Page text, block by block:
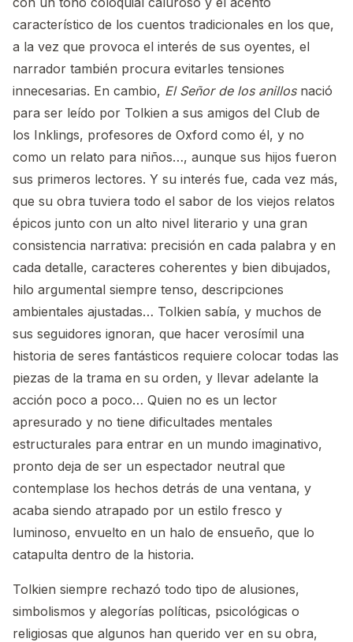
característico de los cuentos tradicionales en los que,
a la vez que provoca el interés de sus oyentes, el
narrador también procura evitarles tensiones
innecesarias. En cambio, El Señor de los anillosnació
para ser leído por Tolkien a sus amigos del Club de
los Inklings, profesores de Oxford como él, y no
como un relato para niños…, aunque sus hijos fueron
sus primeros lectores. Y su interés fue, cada vez más,
que su obra tuviera todo el sabor de los viejos relatos
épicos junto con un alto nivel literario y una gran
consistencia narrativa: precisión en cada palabra y en
cada detalle, caracteres coherentes y bien dibujados,
hilo argumental siempre tenso, descripciones
ambientales ajustadas… Tolkien sabía, y muchos de
sus seguidores ignoran, que hacer verosímil una
historia de seres fantásticos requiere colocar todas las
piezas de la trama en su orden, y llevar adelante la
acción poco a poco… Quien no es un lector
apresurado y no tiene dificultades mentales
estructurales para entrar en un mundo imaginativo,
pronto deja de ser un espectador neutral que
contemplase los hechos detrás de una ventana, y
acaba siendo atrapado por un estilo fresco y
luminoso, envuelto en un halo de ensueño, que lo
catapulta dentro de la historia.
Tolkien siempre rechazó todo tipo de alusiones,
simbolismos y alegorías políticas, psicológicas o
religiosas que algunos han querido ver en su obra,